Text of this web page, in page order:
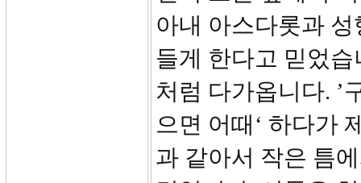
아내 아스다롯과
들게 한다고 믿었
처럼 다가옵니다. ’
으면 어때‘ 하다가
과 같아서 작은 틈